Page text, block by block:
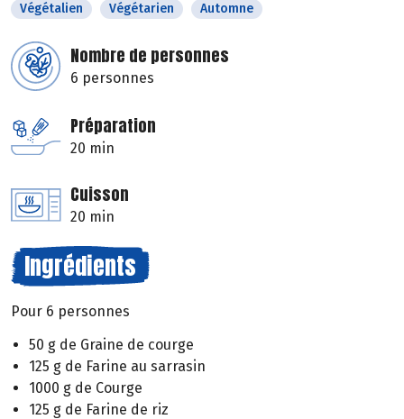
Végétalien
Végétarien Automne
Nombre de personnes
6 personnes
Préparation
20 min
Cuisson
20 min
Ingrédients
Pour 6 personnes
50 g de Graine de courge
125 g de Farine au sarrasin
1000 g de Courge
125 g de Farine de riz